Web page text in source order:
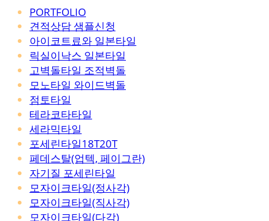
PORTFOLIO
견적상담 샘플신청
아이코트료와 일본타일
릭실이낙스 일본타일
고벽돌타일 조적벽돌
모노타일 와이드벽돌
점토타일
테라코타타일
세라믹타일
포세린타일18T20T
페데스탈(업텍, 페이그란)
자기질 포세린타일
모자이크타일(정사각)
모자이크타일(직사각)
모자이크타일(다각)